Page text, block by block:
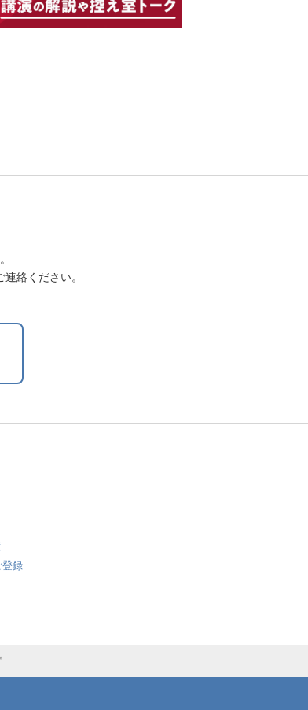
連絡ください。
登録